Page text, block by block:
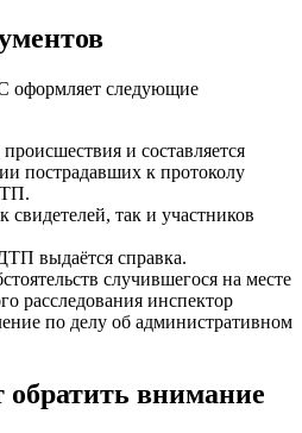
оформляет следующие
и составляется
пострадавших к протоколу
свидетелей, так и участников
выдаётся справка.
случившегося на месте
расследования инспектор
по делу об административном
внимание